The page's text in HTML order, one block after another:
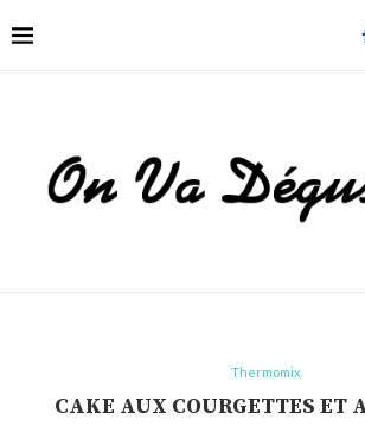
Thermomix
CAKE AUX COURGETTES ET